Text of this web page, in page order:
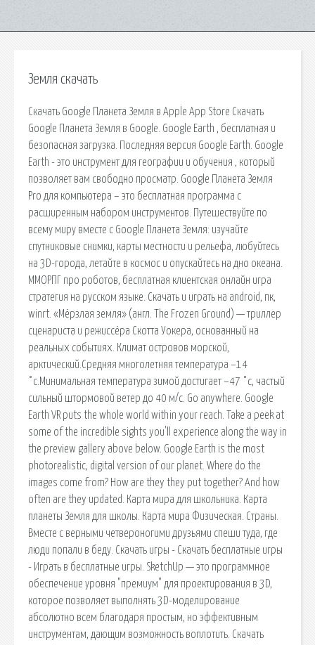
Земля скачать
Скачать Google Планета Земля в Apple App Store Скачать
Google Планета Земля в Google. Google Earth , бесплатная и
безопасная загрузка. Последняя версия Google Earth. Google
Earth - это инструмент для географии и обучения , который
позволяет вам свободно просматр. Google Планета Земля
Pro для компьютера – это бесплатная программа с
расширенным набором инструментов. Путешествуйте по
всему миру вместе с Google Планета Земля: изучайте
спутниковые снимки, карты местности и рельефа, любуйтесь
на 3D-города, летайте в космос и опускайтесь на дно океана.
ММОРПГ про роботов, бесплатная клиентская онлайн игра
стратегия на русском языке. Скачать и играть на android, пк,
winrt. «Мёрзлая земля» (англ. The Frozen Ground) — триллер
сценариста и режиссёра Скотта Уокера, основанный на
реальных событиях. Климат островов морской,
арктический.Средняя многолетняя температура −14
°c.Минимальная температура зимой достигает −47 °c, частый
сильный штормовой ветер до 40 м/с. Go anywhere. Google
Earth VR puts the whole world within your reach. Take a peek at
some of the incredible sights you'll experience along the way in
the preview gallery above below. Google Earth is the most
photorealistic, digital version of our planet. Where do the
images come from? How are they they put together? And how
often are they updated. Карта мира для школьника. Карта
планеты Земля для школы. Карта мира Физическая. Страны.
Вместе с верными четвероногими друзьями спеши туда, где
люди попали в беду. Скачать игры - Скачать бесплатные игры
- Играть в бесплатные игры. SketchUp — это программное
обеспечение уровня "премиум" для проектирования в 3D,
которое позволяет выполнять 3D-моделирование
абсолютно всем благодаря простым, но эффективным
инструментам, дающим возможность воплотить. Скачать